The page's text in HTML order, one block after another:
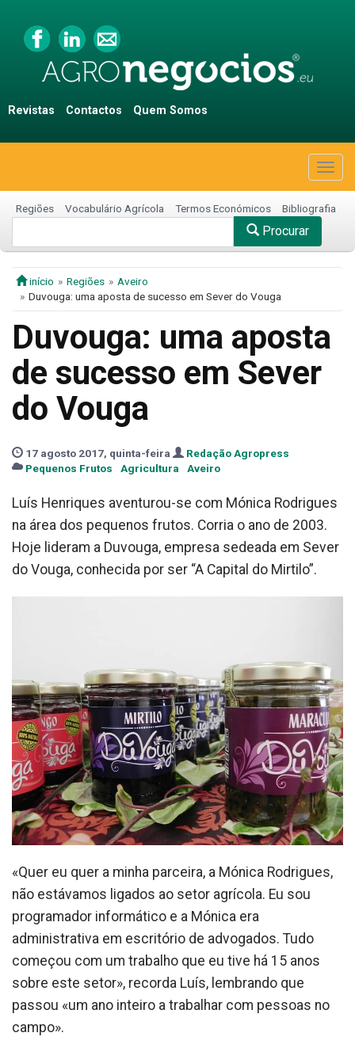
Revistas Contactos Quem Somos
Regiões Vocabulário Agrícola Termos Económicos Bibliografia
Procurar
início Regiões
Aveiro
Duvouga: uma aposta de sucesso em Sever do Vouga
Duvouga: uma aposta
de sucesso em Sever
do Vouga
17 agosto 2017, quinta-feira
Redação Agropress
Pequenos Frutos
Agricultura Aveiro
Luís Henriques aventurou-se com Mónica Rodrigues
na área dos pequenos frutos. Corria o ano de 2003.
Hoje lideram a Duvouga, empresa sedeada em Sever
do Vouga, conhecida por ser “A Capital do Mirtilo”.
«Quer eu quer a minha parceira, a Mónica Rodrigues,
não estávamos ligados ao setor agrícola. Eu sou
programador informático e a Mónica era
administrativa em escritório de advogados. Tudo
começou com um trabalho que eu tive há 15 anos
sobre este setor», recorda Luís, lembrando que
passou «um ano inteiro a trabalhar com pessoas no
campo».